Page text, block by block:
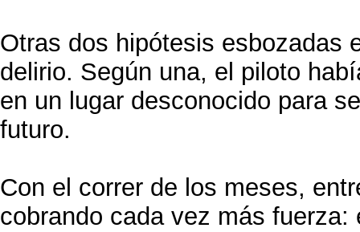
Otras dos hipótesis esbozadas
delirio. Según una, el piloto
en un lugar desconocido para
futuro.
Con el correr de los meses,
cobrando cada vez más